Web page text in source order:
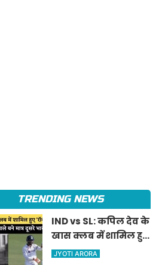
TRENDING NEWS
IND vs SL: कपिल देव के
खास क्लब में शामिल हुए
'रॉकस्टार' जडेजा, ऐसा
JYOTI ARORA